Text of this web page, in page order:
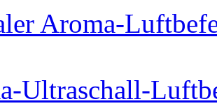
Aroma-
Ultraschall-